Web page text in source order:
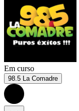
Em curso
98.5 La Comadre